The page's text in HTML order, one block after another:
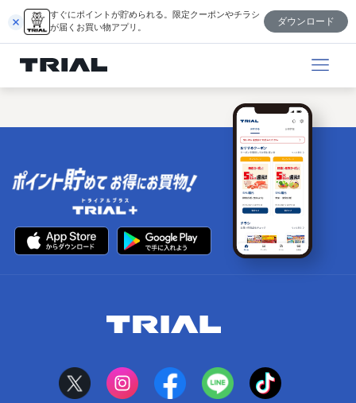
内
すぐにポイントが貯められる。限定クーポンやチラシ
が届くお買い物アプリ。
ダウンロード